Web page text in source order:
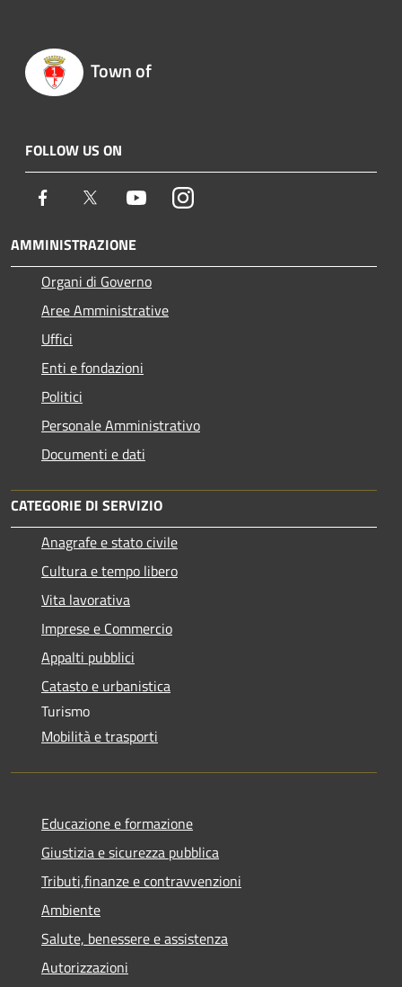
Town of
FOLLOW US ON
Facebook Twitter YoutubeInstagram
AMMINISTRAZIONE
Organi di Governo
Aree Amministrative
Uffici
Enti e fondazioni
Politici
Personale Amministrativo
Documenti e dati
CATEGORIE DI SERVIZIO
Anagrafe e stato civile
Cultura e tempo libero
Vita lavorativa
Imprese e Commercio
Appalti pubblici
Catasto e urbanistica
Turismo
Mobilità e trasporti
Educazione e formazione
Giustizia e sicurezza pubblica
Tributi,finanze e contravvenzioni
Ambiente
Salute, benessere e assistenza
Autorizzazioni